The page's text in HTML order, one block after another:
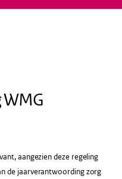
aangezien deze regeling
de jaarverantwoording zorg